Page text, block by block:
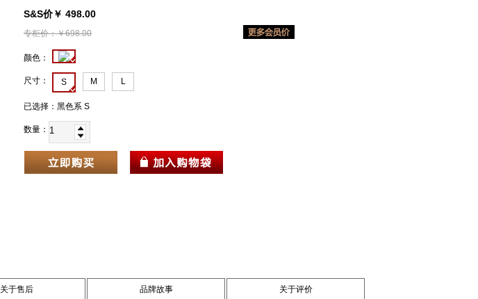
S&S价￥ 498.00
专柜价：￥698.00
颜色：
尺寸： S M L
已选择： 黑色系 S
数量：
关于售后 品牌故事 关于评价